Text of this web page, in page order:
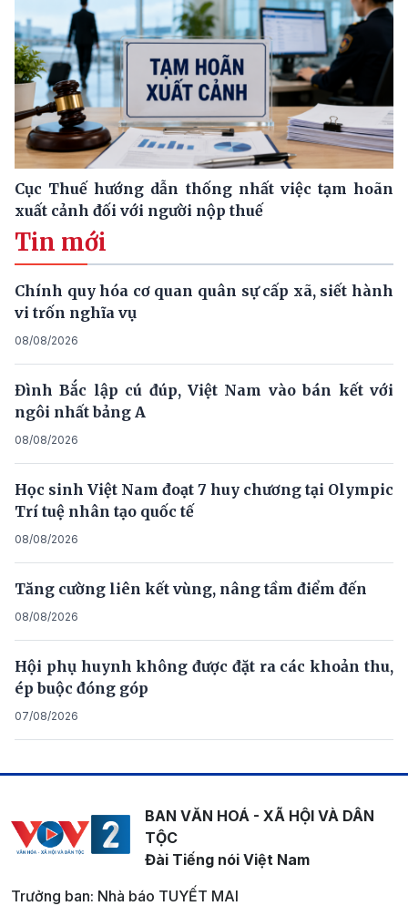
Cục Thuế hướng dẫn thống nhất việc tạm hoãn
xuất cảnh đối với người nộp thuế
Tin mới
Chính quy hóa cơ quan quân sự cấp xã, siết hành
vi trốn nghĩa vụ
08/08/2026
Đình Bắc lập cú đúp, Việt Nam vào bán kết với
ngôi nhất bảng A
08/08/2026
Học sinh Việt Nam đoạt 7 huy chương tại Olympic
Trí tuệ nhân tạo quốc tế
08/08/2026
Tăng cường liên kết vùng, nâng tầm điểm đến
08/08/2026
Hội phụ huynh không được đặt ra các khoản thu,
ép buộc đóng góp
07/08/2026
BAN VĂN HOÁ - XÃ HỘI VÀ DÂN
TỘC
Đài Tiếng nói Việt Nam
Trưởng ban: Nhà báo TUYẾT MAI